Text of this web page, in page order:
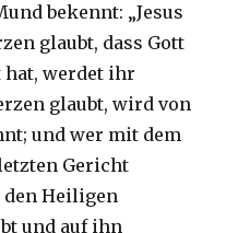
bekennt: „Jesus
glaubt, dass Gott
hat, werdet ihr
glaubt, wird von
und wer mit dem
Gericht
den Heiligen
und auf ihn